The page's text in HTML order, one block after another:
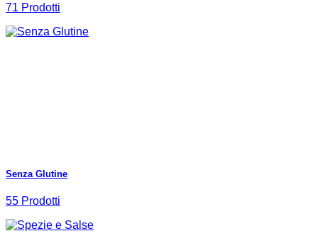
71 Prodotti
Senza Glutine
55 Prodotti